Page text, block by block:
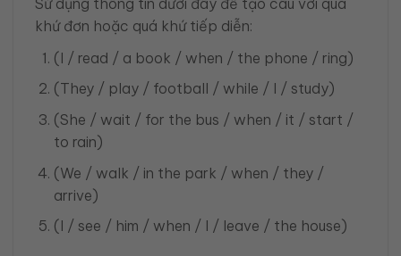
khứ đơn hoặc quá khứ tiếp diễn:
(I / read / a book / when / the phone / ring)
(They / play / football / while / I / study)
(She / wait / for the bus / when / it / start /
to rain)
(We / walk / in the park / when / they /
arrive)
(I / see / him / when / I / leave / the house)